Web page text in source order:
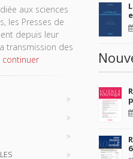
aux sciences
les Presses de
depuis leur
transmission des
continuer